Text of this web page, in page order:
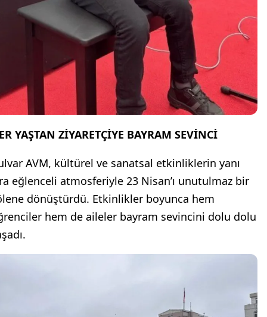
YAŞTAN ZİYARETÇİYE BAYRAM SEVİNCİ
AVM, kültürel ve sanatsal etkinliklerin yanı
eğlenceli atmosferiyle 23 Nisan’ı unutulmaz bir
dönüştürdü. Etkinlikler boyunca hem
hem de aileler bayram sevincini dolu dolu